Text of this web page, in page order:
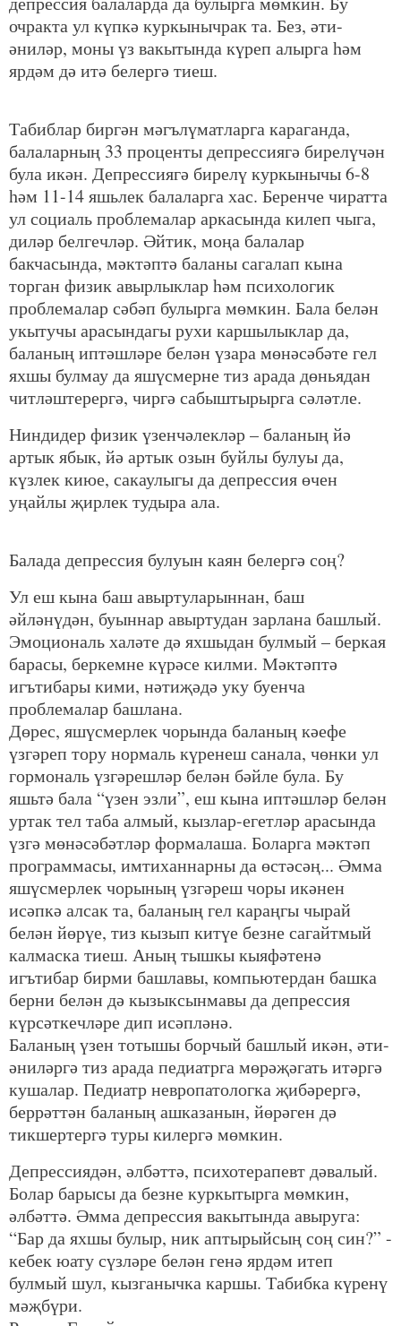
очракта ул күпкә куркынычрак та. Без, әти-
әниләр, моны үз вакытында күреп алырга һәм
ярдәм дә итә белергә тиеш.
Табиблар биргән мәгълүматларга караганда,
балаларның 33 проценты депрессиягә бирелүчән
була икән. Депрессиягә бирелү куркынычы 6-8
һәм 11-14 яшьлек балаларга хас. Беренче чиратта
ул социаль проблемалар аркасында килеп чыга,
диләр белгечләр. Әйтик, моңа балалар
бакчасында, мәктәптә баланы сагалап кына
торган физик авырлыклар һәм психологик
проблемалар сәбәп булырга мөмкин. Бала белән
укытучы арасындагы рухи каршылыклар да,
баланың иптәшләре белән үзара мөнәсәбәте гел
яхшы булмау да яшүсмерне тиз арада дөньядан
читләштерергә, чиргә сабыштырырга сәләтле.
Ниндидер физик үзенчәлекләр – баланың йә
артык ябык, йә артык озын буйлы булуы да,
күзлек киюе, сакаулыгы да депрессия өчен
уңайлы җирлек тудыра ала.
Балада депрессия булуын каян белергә соң?
Ул еш кына баш авыртуларыннан, баш
әйләнүдән, буыннар авыртудан зарлана башлый.
Эмоциональ халәте дә яхшыдан булмый – беркая
барасы, беркемне күрәсе килми. Мәктәптә
игътибары кими, нәтиҗәдә уку буенча
проблемалар башлана.
Дөрес, яшүсмерлек чорында баланың кәефе
үзгәреп тору нормаль күренеш санала, чөнки ул
гормональ үзгәрешләр белән бәйле була. Бу
яшьтә бала “үзен эзли”, еш кына иптәшләр белән
уртак тел таба алмый, кызлар-егетләр арасында
үзгә мөнәсәбәтләр формалаша. Боларга мәктәп
программасы, имтиханнарны да өстәсәң... Әмма
яшүсмерлек чорының үзгәреш чоры икәнен
исәпкә алсак та, баланың гел караңгы чырай
белән йөрүе, тиз кызып китүе безне сагайтмый
калмаска тиеш. Аның тышкы кыяфәтенә
игътибар бирми башлавы, компьютердан башка
берни белән дә кызыксынмавы да депрессия
күрсәткечләре дип исәпләнә.
Баланың үзен тотышы борчый башлый икән, әти-
әниләргә тиз арада педиатрга мөрәҗәгать итәргә
кушалар. Педиатр невропатологка җибәрергә,
беррәттән баланың ашказанын, йөрәген дә
тикшертергә туры килергә мөмкин.
Депрессиядән, әлбәттә, психотерапевт дәвалый.
Болар барысы да безне куркытырга мөмкин,
әлбәттә. Әмма депрессия вакытында авыруга:
“Бар да яхшы булыр, ник аптырыйсың соң син?” -
кебек юату сүзләре белән генә ярдәм итеп
булмый шул, кызганычка каршы. Табибка күренү
мәҗбүри.